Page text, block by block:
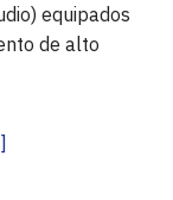
equipados
de alto